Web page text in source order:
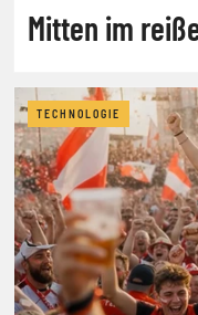
Mitten im
TECHNOLOGIE